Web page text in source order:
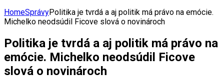
HomeSprávyPolitika je tvrdá a aj politik má právo na emócie.
Michelko neodsúdil Ficove slová o novinároch
Politika je tvrdá a aj politik má právo na
emócie. Michelko neodsúdil Ficove
slová o novinároch